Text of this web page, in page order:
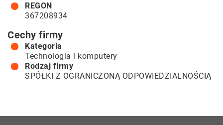
REGON
367208934
Cechy firmy
Kategoria
Technologia i komputery
Rodzaj firmy
SPÓŁKI Z OGRANICZONĄ ODPOWIEDZIALNOŚCIĄ